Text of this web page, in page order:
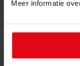
Meer informatie
Inventaris